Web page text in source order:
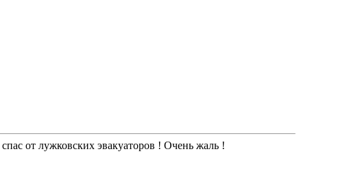
от лужковских эвакуаторов ! Очень жаль !